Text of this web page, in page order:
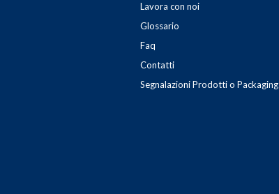
Lavora con noi
Glossario
Faq
Contatti
Segnalazioni Prodotti o Packaging